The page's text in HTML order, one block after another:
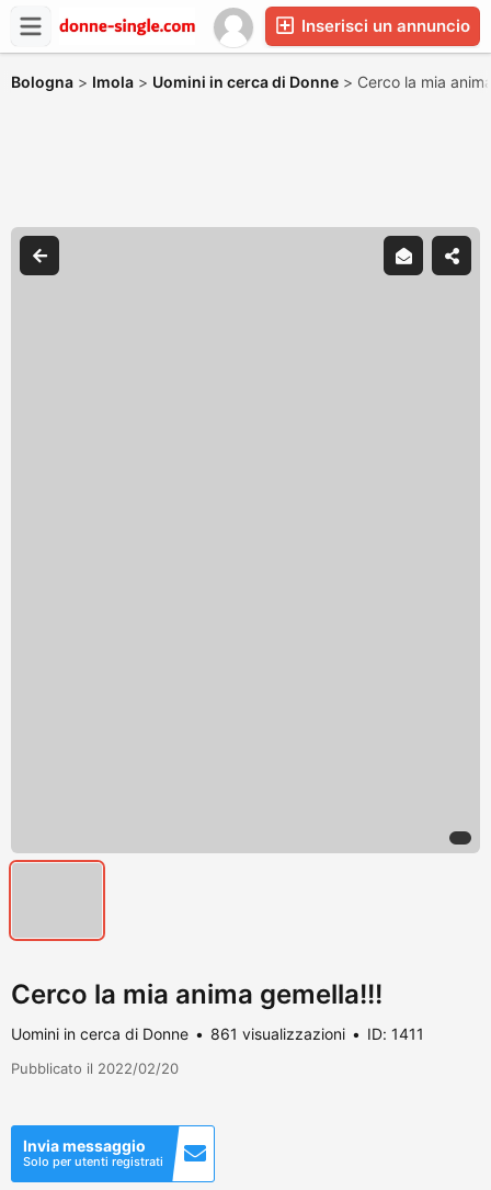
Inserisci un annuncio
Bologna > Imola > Uomini in cerca di Donne > Cerco la mia
Cerco la mia anima gemella!!!
Uomini in cerca di Donne 861 visualizzazioni ID: 1411
Pubblicato il 2022/02/20
Invia messaggio
Solo per utenti registrati